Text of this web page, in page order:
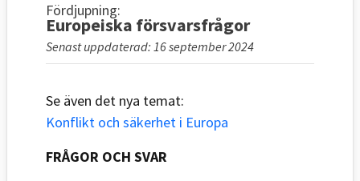
Fördjupning:
Europeiska försvarsfrågor
Senast uppdaterad: 16 september 2024
Se även det nya temat:
Konflikt och säkerhet i Europa
FRÅGOR OCH SVAR